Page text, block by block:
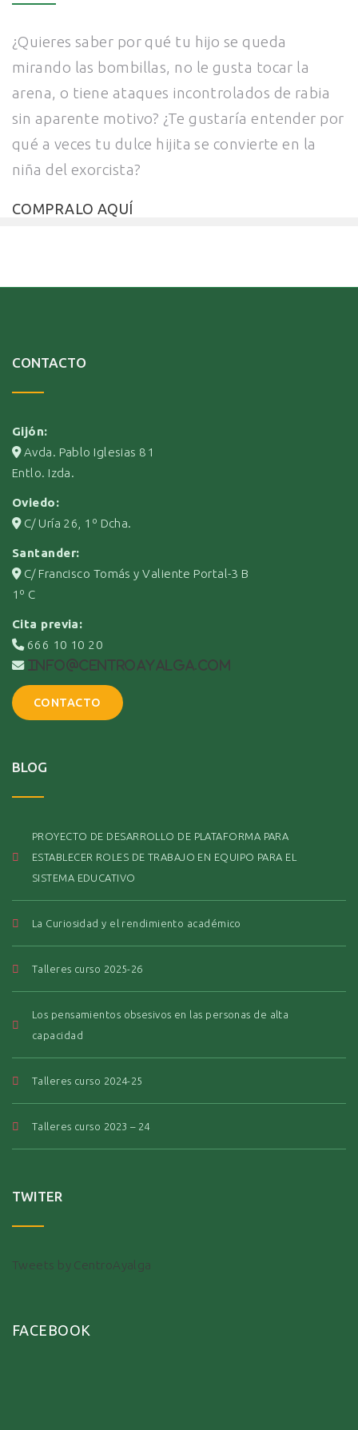
¿Quieres saber por qué tu hijo se queda
mirando las bombillas, no le gusta tocar la
arena, o tiene ataques incontrolados de rabia
sin aparente motivo? ¿Te gustaría entender por
qué a veces tu dulce hijita se convierte en la
niña del exorcista?
COMPRALO AQUÍ
CONTACTO
Gijón:
Avda. Pablo Iglesias 81
Entlo. Izda.
Oviedo:
C/ Uría 26, 1º Dcha.
Santander:
C/ Francisco Tomás y Valiente Portal-3 B
1º C
Cita previa:
666 10 10 20
info@centroayalga.com
CONTACTO
BLOG
PROYECTO DE DESARROLLO DE PLATAFORMA PARA
ESTABLECER ROLES DE TRABAJO EN EQUIPO PARA EL
SISTEMA EDUCATIVO
La Curiosidad y el rendimiento académico
Talleres curso 2025-26
Los pensamientos obsesivos en las personas de alta
capacidad
Talleres curso 2024-25
Talleres curso 2023 – 24
TWITER
Tweets by CentroAyalga
FACEBOOK